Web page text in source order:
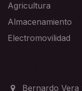
Agricultura
Almacenamiento
Electromovilidad
Bernardo Vera